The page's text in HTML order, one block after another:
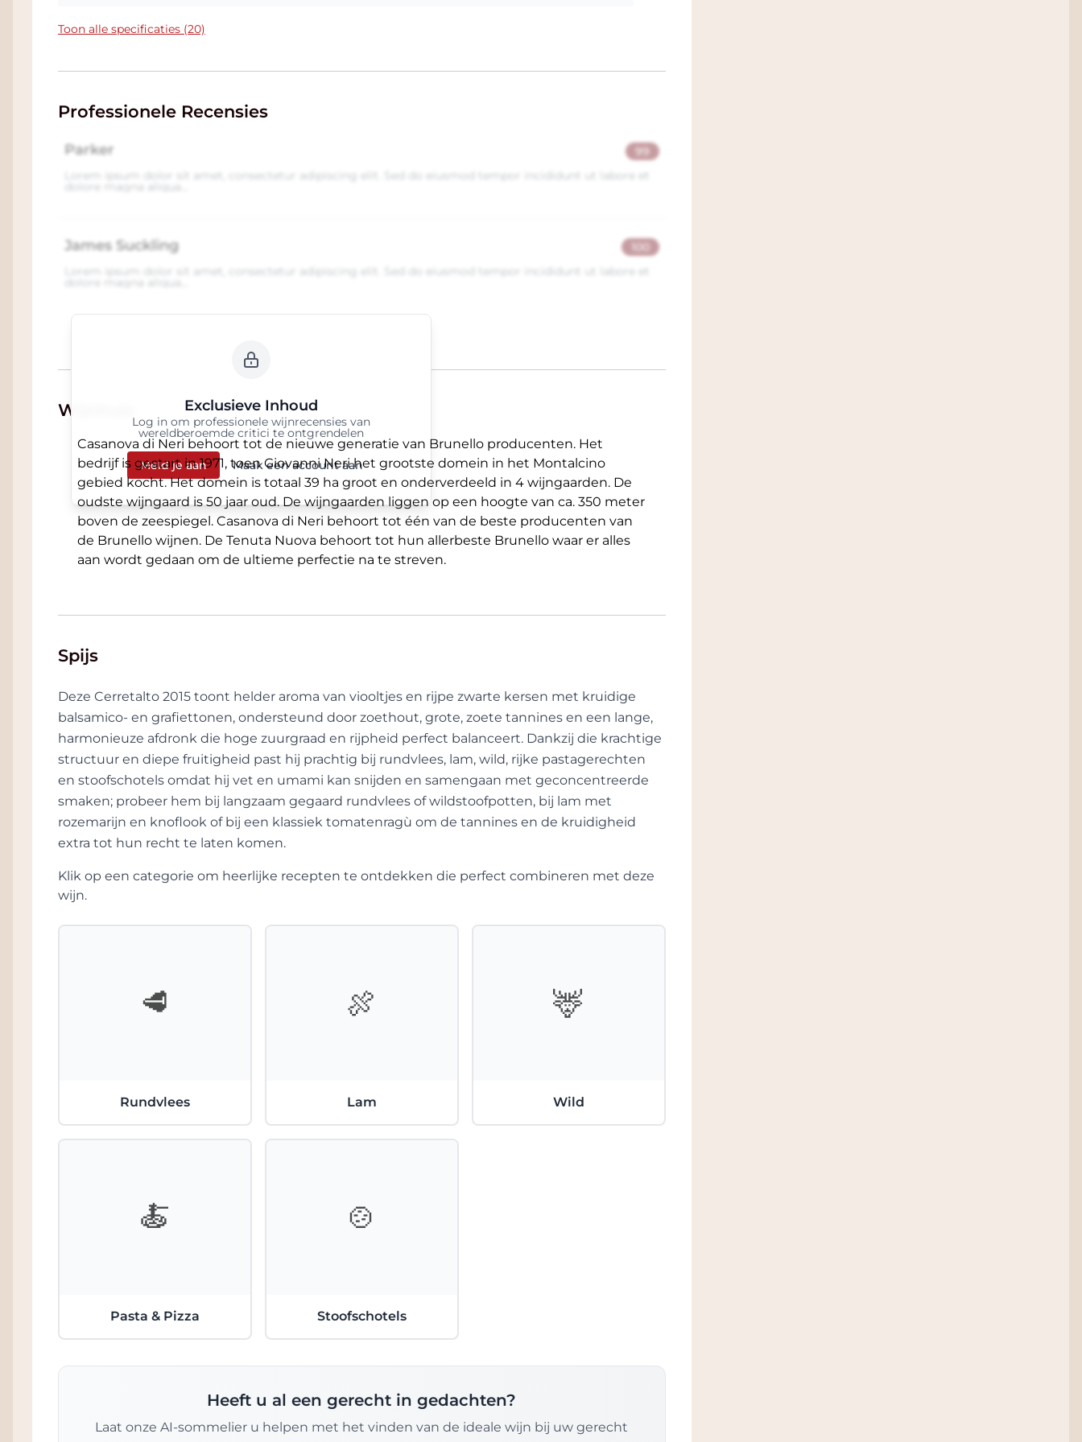
afrekenpagina. We zitten in
parkeergelegenheid. Klik
Toon alle specificaties (20)
Professionele Recensies
Parker
99
Lorem ipsum dolor sit amet, consectetur adipiscing elit. Sed do eiusmod tempor incididunt ut labore et
James Suckling
100
Lorem ipsum dolor sit amet, consectetur adipiscing elit. Sed do eiusmod tempor incididunt ut labore et
Exclusieve Inhoud
Log in om professionele wijnrecensies van
wereldberoemde critici te ontgrendelen
Meld je aan Maak een account aan
Wijnhuis
Casanova di Neri behoort tot de nieuwe generatie van Brunello producenten. Het
bedrijf is gestart in 1971, toen Giovanni Neri het grootste domein in het Montalcino
gebied kocht. Het domein is totaal 39 ha groot en onderverdeeld in 4 wijngaarden. De
oudste wijngaard is 50 jaar oud. De wijngaarden liggen op een hoogte van ca. 350 meter
boven de zeespiegel. Casanova di Neri behoort tot één van de beste producenten van
de Brunello wijnen. De Tenuta Nuova behoort tot hun allerbeste Brunello waar er alles
aan wordt gedaan om de ultieme perfectie na te streven.
Spijs
Deze Cerretalto 2015 toont helder aroma van viooltjes en rijpe zwarte kersen met kruidige
balsamico- en grafiettonen, ondersteund door zoethout, grote, zoete tannines en een lange,
harmonieuze afdronk die hoge zuurgraad en rijpheid perfect balanceert. Dankzij die krachtige
structuur en diepe fruitigheid past hij prachtig bij rundvlees, lam, wild, rijke pastagerechten
en stoofschotels omdat hij vet en umami kan snijden en samengaan met geconcentreerde
smaken; probeer hem bij langzaam gegaard rundvlees of wildstoofpotten, bij lam met
rozemarijn en knoflook of bij een klassiek tomatenragù om de tannines en de kruidigheid
extra tot hun recht te laten komen.
Klik op een categorie om heerlijke recepten te ontdekken die perfect combineren met deze
wijn.
🥩
Rundvlees
🍖
Lam
🦌
Wild
🍝
Pasta & Pizza
🍲
Stoofschotels
Heeft u al een gerecht in gedachten?
Laat onze AI-sommelier u helpen met het vinden van de ideale wijn bij uw gerecht